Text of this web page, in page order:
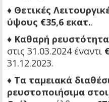
♦ Θετικές
ύψους €35,6 εκατ..
♦ Καθαρή
στις 31.03.2024 έναντι
31.12.2023.
♦ Τα ταμειακά
ρευστοποιήσιμα